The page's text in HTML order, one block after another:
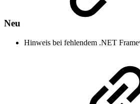
Neu
Hinweis bei fehlendem .NET